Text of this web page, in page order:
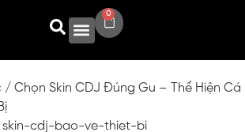
0
/ Chọn Skin CDJ Đúng Gu – Thể Hiện Cá